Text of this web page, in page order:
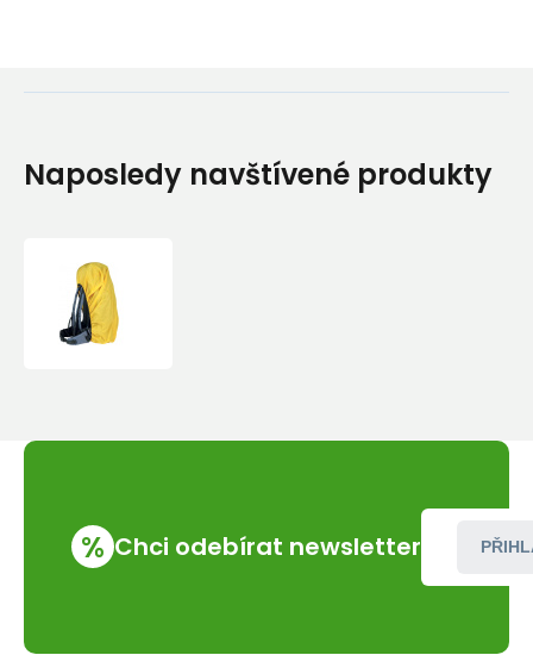
Naposledy navštívené produkty
% Chci odebírat newsletter